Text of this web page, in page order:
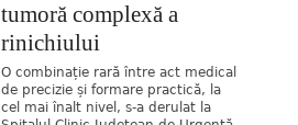
tumoră complexă a
rinichiului
O combinație rară între act medical
de precizie și formare practică, la
cel mai înalt nivel, s-a derulat la